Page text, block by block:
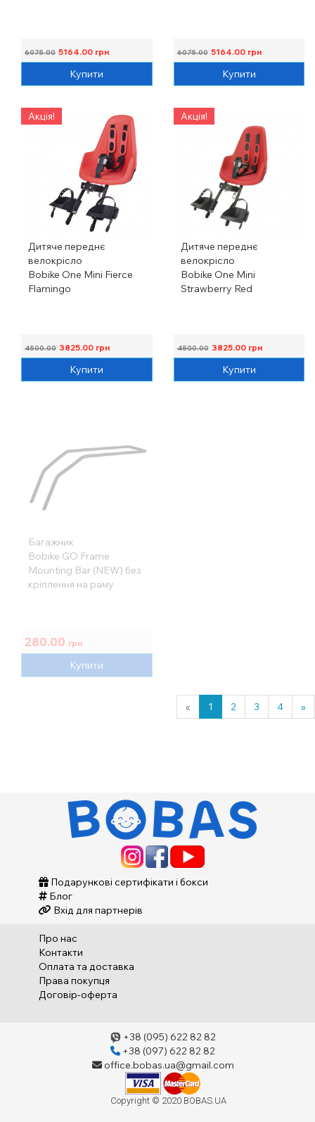
6075.00 5164.00 грн
Купити
6075.00 5164.00грн
Купити
Акція!
Дитяче переднє
велокрісло
Bobike One Mini Fierce
Flamingo
4500.00 3825.00 грн
Купити
Акція!
Дитяче переднє
велокрісло
Bobike One Mini
Strawberry Red
4500.00 3825.00грн
Купити
Багажник
Bobike GO Frame
Mounting Bar (NEW) без
кріплення на раму
280.00 грн
Купити
« 1 2 3 4 »
Подарункові сертифікати і бокси
Блог
Вхід для партнерів
Про нас
Контакти
Оплата та доставка
Права покупця
Договір-оферта
+38 (095) 622 82 82
+38 (097) 622 82 82
office.bobas.ua@gmail.com
Copyright © 2020 BOBAS.UA